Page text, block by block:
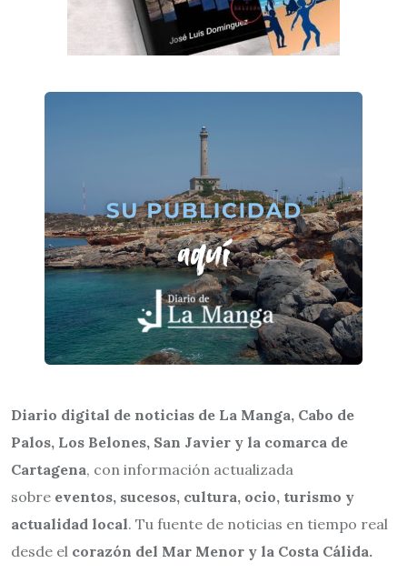
Diario digital de noticias de La Manga, Cabo de
Palos, Los Belones, San Javier y la comarca de
Cartagena, con información actualizada
sobre eventos, sucesos, cultura, ocio, turismo y
actualidad local. Tu fuente de noticias en tiempo real
desde el corazón del Mar Menor y la Costa Cálida.